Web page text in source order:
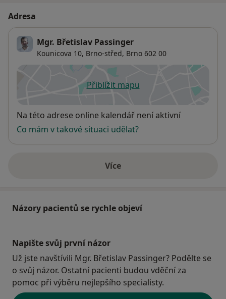
Adresa
Mgr. Břetislav Passinger
Kounicova 10, Brno-střed, Brno 602 00
Přiblížit mapuse otevře v nové záložce
Dostupnost
Na této adrese online kalendář není aktivní
Co mám v takové situaci udělat?
Víceo adrese
Názory pacientů se rychle objeví
Napište svůj první názor
Už jste navštívili Mgr. Břetislav Passinger? Podělte se
o svůj názor. Ostatní pacienti budou vděční za
pomoc při výběru nejlepšího specialisty.